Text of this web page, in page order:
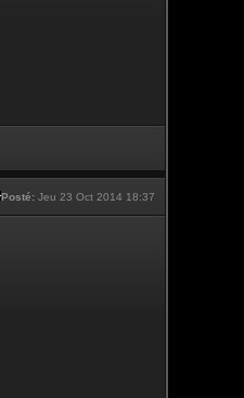
Posté: Jeu 23 Oct 2014 18:37